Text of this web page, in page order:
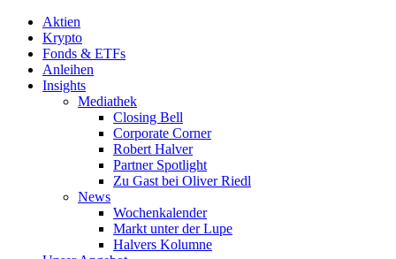
Aktien
Krypto
Fonds & ETFs
Anleihen
Insights
Mediathek
Closing Bell
Corporate Corner
Robert Halver
Partner Spotlight
Zu Gast bei Oliver Riedl
News
Wochenkalender
Markt unter der Lupe
Halvers Kolumne